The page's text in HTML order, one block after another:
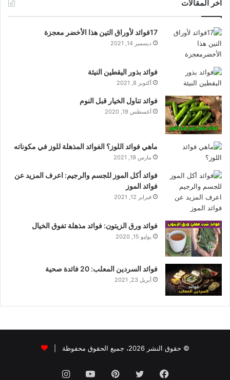
اخر المقالات
17فوائد لأوراق التين هذا الأخضر معجزة
ديسمبر 14, 2021
فوائد بذور اليقطين النيئة
أكتوبر 8, 2021
فوائد تناول الخيار قبل النوم
أغسطس 19, 2020
ماهي فوائد اللوز؟ الفوائد المذهلة للوز في مكوناته
مارس 19, 2021
فوائد أكل الموز للجسم والرجيم: اعرف المزيد عن
فوائد الموز
فبراير 12, 2021
فوائد ورق الزيتون: فوائد مذهلة تفوق الخيال
يوليو 15, 2020
فوائد السردين المعلب: 20 فائدة صحية
أبريل 23, 2021
© حقوق النشر 2026، جميع الحقوق محفوظة |
فيسبوك تويتر بينتيريستيوتيوبانستقرام